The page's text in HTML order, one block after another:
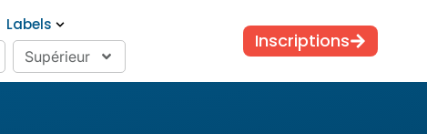
Labels
Supérieur
Inscriptions